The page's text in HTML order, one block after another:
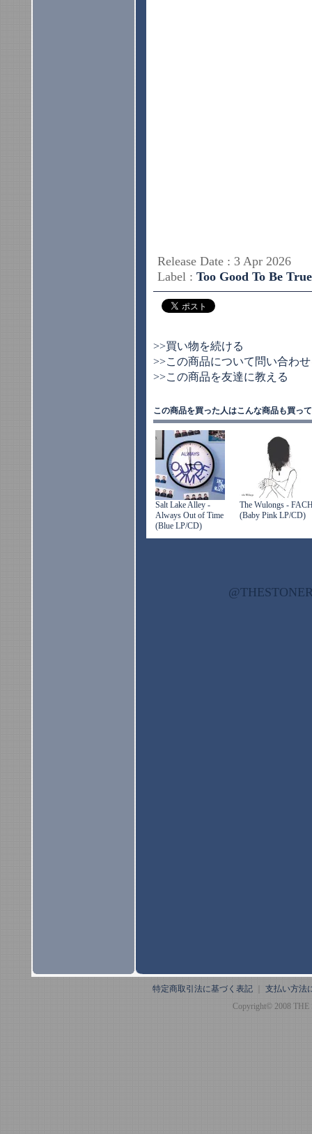
Release Date : 3 Apr 2026
Label : Too Good To Be True
>>買い物を続ける
>>この商品について問い合わ
>>この商品を友達に教える
この商品を買った人はこんな商品も買っ
Salt Lake Alley -
Always Out of Time
(Blue LP/CD)
The Wulongs -
(Baby Pink LP/CD)
特定商取引法に基づく表記
支払い方法
Copyright© 2008 THE